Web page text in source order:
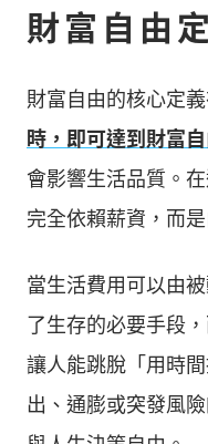
財富自由
財富自由的核心定義
時，即可達到財富
會影響生活品質。
完全依賴薪資，而
當生活費用可以由
了生存的必要手段
讓人能跳脫「用時
出、通膨或突發風